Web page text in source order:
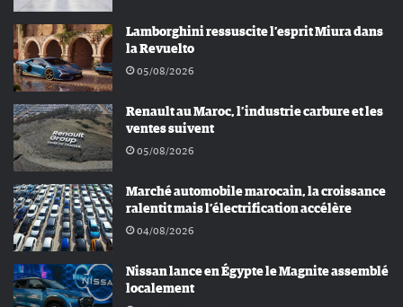
Lamborghini ressuscite l’esprit Miura dans
la Revuelto
05/08/2026
Renault au Maroc, l’industrie carbure et les
ventes suivent
05/08/2026
Marché automobile marocain, la croissance
ralentit mais l’électrification accélère
04/08/2026
Nissan lance en Égypte le Magnite assemblé
localement